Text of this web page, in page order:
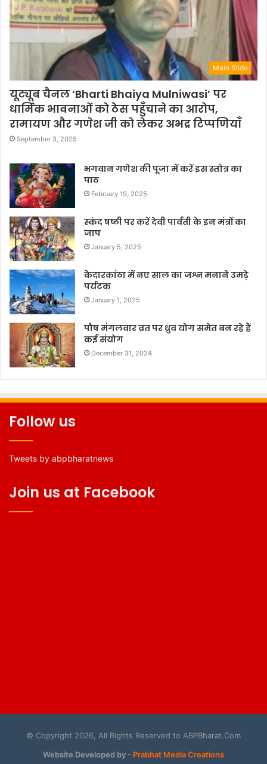
Main Slide
यूट्यूब चैनल ‘Bharti Bhaiya Mulniwasi’ पर
धार्मिक भावनाओं को ठेस पहुँचाने का आरोप,
रामायण और गणेश जी को लेकर अभद्र टिप्पणियाँ
September 3, 2025
भगवान गणेश की पूजा में करें इस स्तोत्र का
पाठ
February 19, 2025
स्कंद षष्ठी पर करें देवी पार्वती के इन मंत्रों का
जाप
January 5, 2025
केदारकांठा में नए साल का जश्न मनाने उमड़े
पर्यटक
January 1, 2025
पौष मंगलवार व्रत पर ध्रुव योग समेत बन रहे हैं
कई संयोग
December 31, 2024
Follow us
Tweets by abpbharatnews
Join us at Facebook
© Copyright 2026, All Rights Reserved to ABPBharat.Com
Website Developed by - Prabhat Media Creations